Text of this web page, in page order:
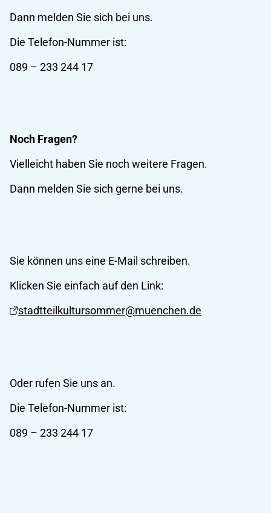
Dann melden Sie sich bei uns.
Die Telefon-Nummer ist:
089 – 233 244 17
Noch Fragen?
Vielleicht haben Sie noch weitere Fragen.
Dann melden Sie sich gerne bei uns.
Sie können uns eine E-Mail schreiben.
Klicken Sie einfach auf den Link:
stadtteilkultursommer@muenchen.de
Oder rufen Sie uns an.
Die Telefon-Nummer ist:
089 – 233 244 17